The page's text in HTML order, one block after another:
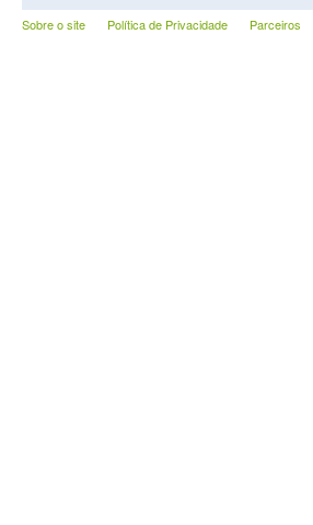
Sobre o site Política de Privacidade Parceiros